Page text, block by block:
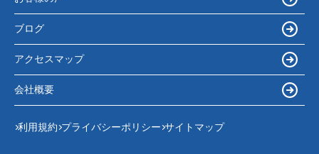
ブログ
アクセスマップ
会社概要
利用規約 プライバシーポリシー サイトマップ